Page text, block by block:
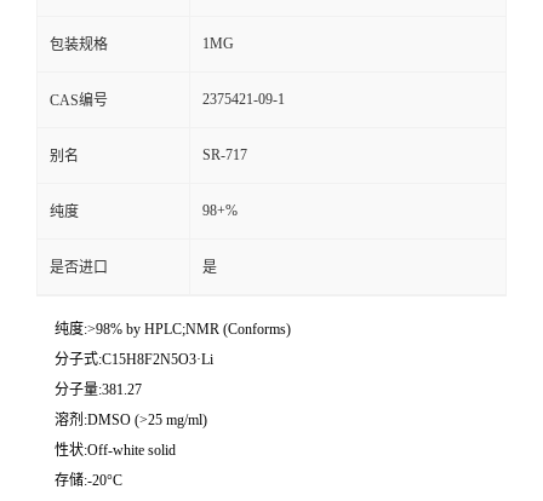
包装规格 1MG
CAS编号 2375421-09-1
别名 SR-717
纯度 98+%
是否进口 是
纯度:>98% by HPLC;NMR (Conforms)
分子式:C15H8F2N5O3·Li
分子量:381.27
溶剂:DMSO (>25 mg/ml)
性状:Off-white solid
存储:-20°C